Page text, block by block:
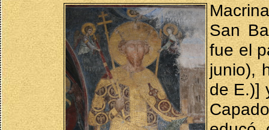
San
fue el
junio),
de E.)]